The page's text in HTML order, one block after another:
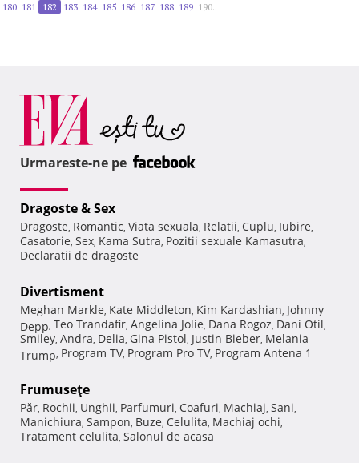
180 181 182 183 184 185 186 187 188 189 190..
Urmareste-ne pe
Dragoste & Sex
Dragoste, Romantic, Viata sexuala, Relatii, Cuplu, Iubire,
Casatorie, Sex, Kama Sutra, Pozitii sexuale Kamasutra,
Declaratii de dragoste
Divertisment
Meghan Markle, Kate Middleton, Kim Kardashian, Johnny
Depp, Teo Trandafir, Angelina Jolie, Dana Rogoz, Dani Otil,
Smiley, Andra, Delia, Gina Pistol, Justin Bieber, Melania
Trump, Program TV, Program Pro TV, Program Antena 1
Frumuseţe
Păr, Rochii, Unghii, Parfumuri, Coafuri, Machiaj, Sani,
Manichiura, Sampon, Buze, Celulita, Machiaj ochi,
Tratament celulita, Salonul de acasa